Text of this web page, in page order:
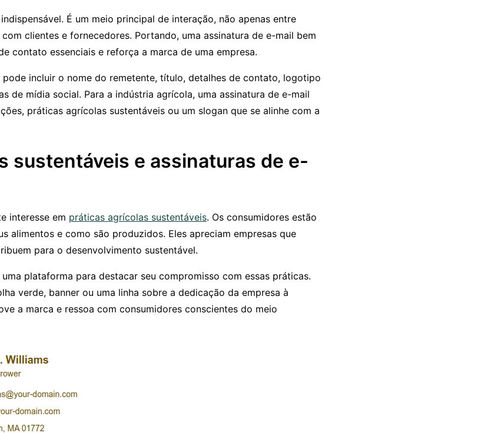
É um meio principal de interação, não apenas entre
clientes e fornecedores. Portando, uma assinatura de e-mail bem
contato essenciais e reforça a marca de uma empresa.
pode incluir o nome do remetente, título, detalhes de contato, logotipo
de mídia social. Para a indústria agrícola, uma assinatura de e-mail
práticas agrícolas sustentáveis ou um slogan que se alinhe com a
sustentáveis e assinaturas de e-
interesse em práticas agrícolas sustentáveis. Os consumidores estão
alimentos e como são produzidos. Eles apreciam empresas que
para o desenvolvimento sustentável.
plataforma para destacar seu compromisso com essas práticas.
verde, banner ou uma linha sobre a dedicação da empresa à
a marca e ressoa com consumidores conscientes do meio